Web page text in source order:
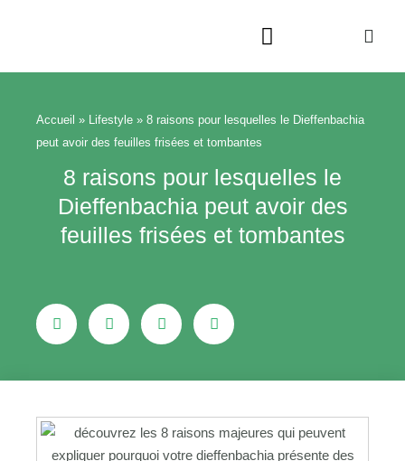
Accueil » Lifestyle » 8 raisons pour lesquelles le Dieffenbachia
peut avoir des feuilles frisées et tombantes
8 raisons pour lesquelles le
Dieffenbachia peut avoir des
feuilles frisées et tombantes